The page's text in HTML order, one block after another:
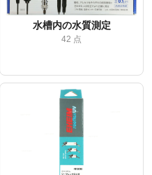
水槽内の水質測定
42 点